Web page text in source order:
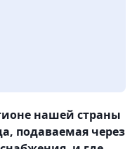
нашей страны
подаваемая через